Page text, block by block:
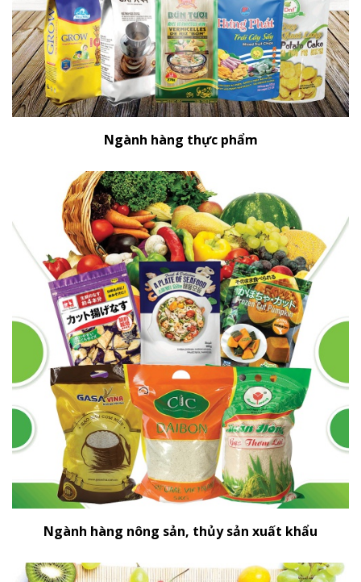
Ngành hàng thực phẩm
Ngành hàng nông sản, thủy sản xuất khẩu